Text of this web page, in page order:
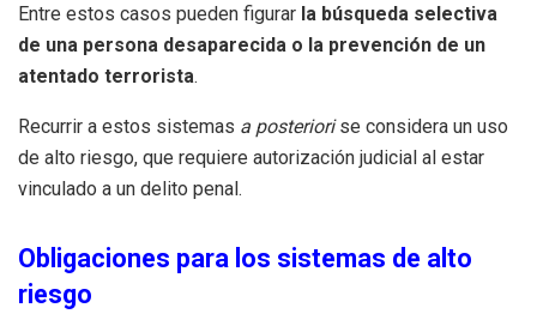
Entre estos casos pueden figurar la búsqueda selectiva
de una persona desaparecida o la prevención de un
atentado terrorista.
Recurrir a estos sistemas a posteriorise considera un uso
de alto riesgo, que requiere autorización judicial al estar
vinculado a un delito penal.
Obligaciones para los sistemas de alto
riesgo